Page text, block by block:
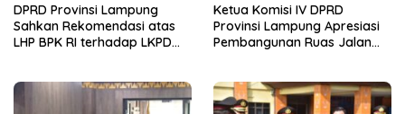
DPRD Provinsi Lampung
Sahkan Rekomendasi atas
LHP BPK RI terhadap LKPD
2025
Ketua Komisi IV DPRD
Provinsi Lampung Apresiasi
Pembangunan Ruas Jalan